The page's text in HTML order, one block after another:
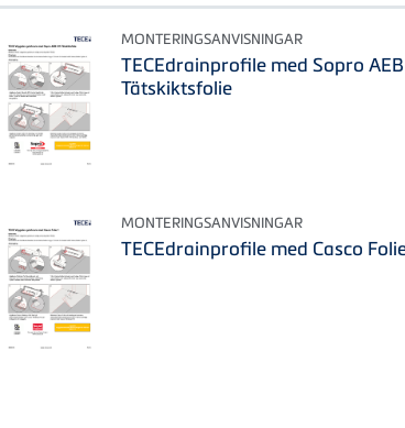
MONTERINGSANVISNINGAR
TECEdrainprofile med Sopro
Tätskiktsfolie
MONTERINGSANVISNINGAR
TECEdrainprofile med Casco